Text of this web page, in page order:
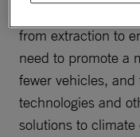
from extraction to
need to promote a
fewer vehicles,
technologies and
solutions to climate